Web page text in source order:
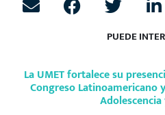
PUEDE
La UMET fortalece su
Congreso Latinoamericano